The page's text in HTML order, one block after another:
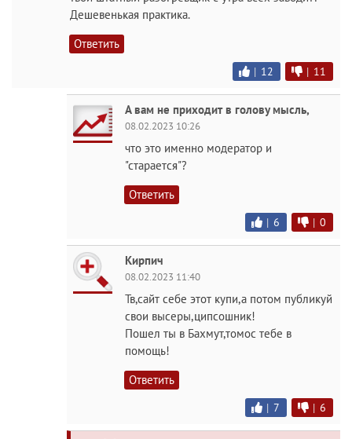
Дешевенькая практика.
Ответить
| 12 | 11
А вам не приходит в голову мысль,
08.02.2023 10:26
что это именно модератор и
"старается"?
Ответить
| 6 | 0
Кирпич
08.02.2023 11:40
Тв,сайт себе этот купи,а потом публикуй
свои высеры,ципсошник!
Пошел ты в Бахмут,томос тебе в
помощь!
Ответить
| 7 | 6